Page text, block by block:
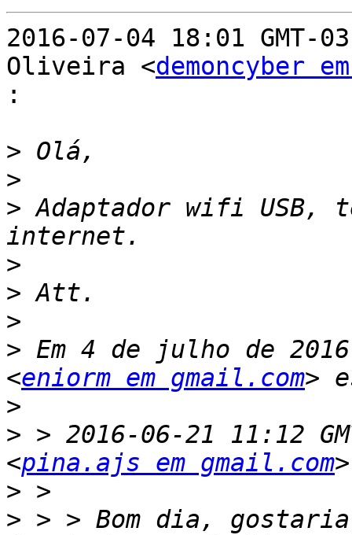
2016-07-04 18:01 GMT-
Oliveira <demoncyber
:
>
>
> Adaptador wifi USB,
>
>
>
> Em 4 de julho de
<eniorm em gmail.com
>
> > 2016-06-21 11:12
<pina.ajs em gmail.com
>
> > > Bom dia,